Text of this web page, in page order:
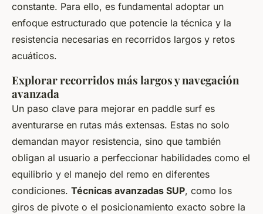
constante. Para ello, es fundamental adoptar un
enfoque estructurado que potencie la técnica y la
resistencia necesarias en recorridos largos y retos
acuáticos.
Explorar recorridos más largos y navegación
avanzada
Un paso clave para mejorar en paddle surf es
aventurarse en rutas más extensas. Estas no solo
demandan mayor resistencia, sino que también
obligan al usuario a perfeccionar habilidades como el
equilibrio y el manejo del remo en diferentes
condiciones. Técnicas avanzadas SUP, como los
giros de pivote o el posicionamiento exacto sobre la